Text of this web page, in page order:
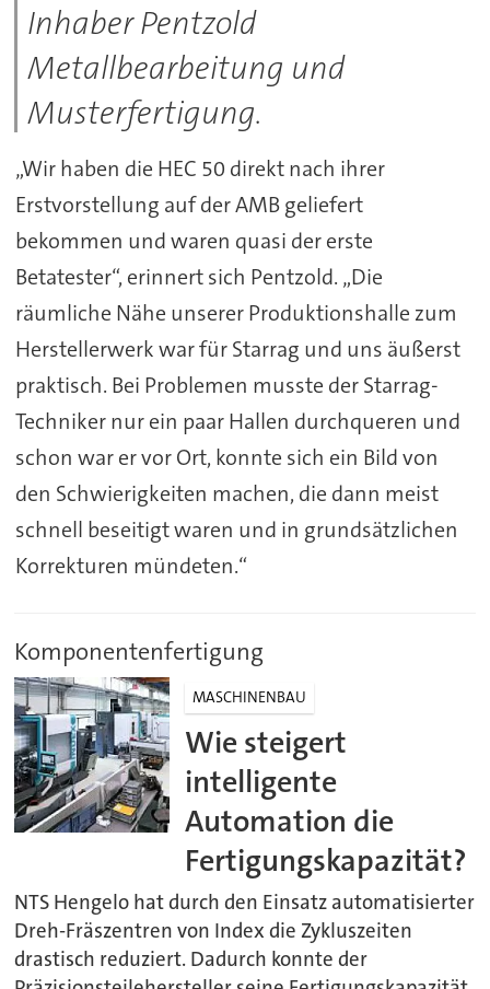
Inhaber Pentzold
Metallbearbeitung und
Musterfertigung.
„Wir haben die HEC 50 direkt nach ihrer
Erstvorstellung auf der AMB geliefert
bekommen und waren quasi der erste
Betatester“, erinnert sich Pentzold. „Die
räumliche Nähe unserer Produktionshalle zum
Herstellerwerk war für Starrag und uns äußerst
praktisch. Bei Problemen musste der Starrag-
Techniker nur ein paar Hallen durchqueren und
schon war er vor Ort, konnte sich ein Bild von
den Schwierigkeiten machen, die dann meist
schnell beseitigt waren und in grundsätzlichen
Korrekturen mündeten.“
Komponentenfertigung
MASCHINENBAU
Wie steigert
intelligente
Automation die
Fertigungskapazität?
NTS Hengelo hat durch den Einsatz automatisierter
Dreh-Fräszentren von Index die Zykluszeiten
drastisch reduziert. Dadurch konnte der